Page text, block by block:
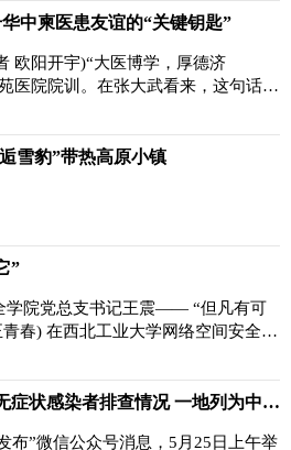
中柬医患友谊的“关键钥匙”
欧阳开宇)“大医博学，厚德济
院院训。在张大武看来，这句话也
雪豹”带热高原小镇
”
学院党总支书记王震—— “但凡有可
春) 在西北工业大学网络空间安全学
上海通报嘉定区1例本土无症状感染者排查情况 一地列为中风险地区
布”微信公众号消息，5月25日上午举